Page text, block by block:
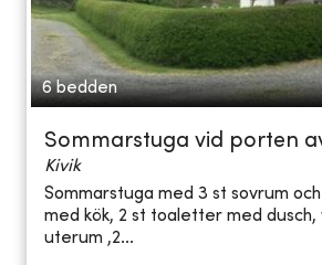
6 bedden
Sommarstuga vid porten
Kivik
Sommarstuga med 3 st sovrum
med kök, 2 st toaletter med dusch,
uterum ,2...